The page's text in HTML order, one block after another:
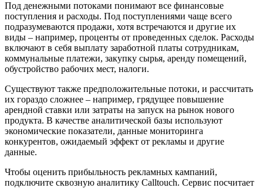
Под денежными потоками понимают все финансовые
поступления и расходы. Под поступлениями чаще всего
подразумеваются продажи, хотя встречаются и другие их
виды – например, проценты от проведенных сделок. Расходы
включают в себя выплату заработной платы сотрудникам,
коммунальные платежи, закупку сырья, аренду помещений,
обустройство рабочих мест, налоги.
Существуют также предположительные потоки, и рассчитать
их гораздо сложнее – например, грядущее повышение
арендной ставки или затраты на запуск на рынок нового
продукта. В качестве аналитической базы используют
экономические показатели, данные мониторинга
конкурентов, ожидаемый эффект от рекламы и другие
данные.
Чтобы оценить прибыльность рекламных кампаний,
подключите сквозную аналитику Calltouch. Сервис посчитает